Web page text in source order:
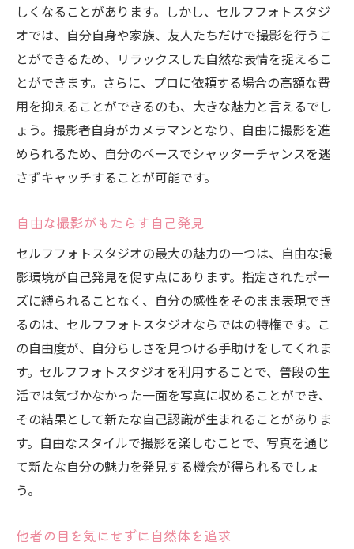
しくなることがあります。しかし、セルフフォトスタジ
オでは、自分自身や家族、友人たちだけで撮影を行うこ
とができるため、リラックスした自然な表情を捉えるこ
とができます。さらに、プロに依頼する場合の高額な費
用を抑えることができるのも、大きな魅力と言えるでし
ょう。撮影者自身がカメラマンとなり、自由に撮影を進
められるため、自分のペースでシャッターチャンスを逃
さずキャッチすることが可能です。
自由な撮影がもたらす自己発見
セルフフォトスタジオの最大の魅力の一つは、自由な撮
影環境が自己発見を促す点にあります。指定されたポー
ズに縛られることなく、自分の感性をそのまま表現でき
るのは、セルフフォトスタジオならではの特権です。こ
の自由度が、自分らしさを見つける手助けをしてくれま
す。セルフフォトスタジオを利用することで、普段の生
活では気づかなかった一面を写真に収めることができ、
その結果として新たな自己認識が生まれることがありま
す。自由なスタイルで撮影を楽しむことで、写真を通じ
て新たな自分の魅力を発見する機会が得られるでしょ
う。
他者の目を気にせずに自然体を追求